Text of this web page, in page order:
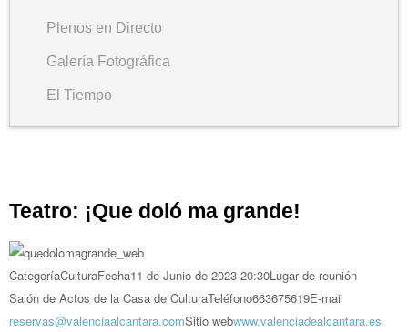
Plenos en Directo
Galería Fotográfica
El Tiempo
Teatro: ¡Que doló ma grande!
CategoríaCulturaFecha11 de Junio de 2023 20:30Lugar de reunión
Salón de Actos de la Casa de CulturaTeléfono663675619E-mail
reservas@valenciaalcantara.comSitio webwww.valenciadealcantara.es